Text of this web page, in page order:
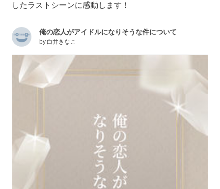
したラストシーンに感動します！
俺の恋人がアイドルになりそうな件について
by 白井きなこ